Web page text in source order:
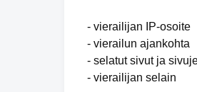
- vierailijan IP-osoite
- vierailun ajankohta
- selatut sivut ja
- vierailijan selain